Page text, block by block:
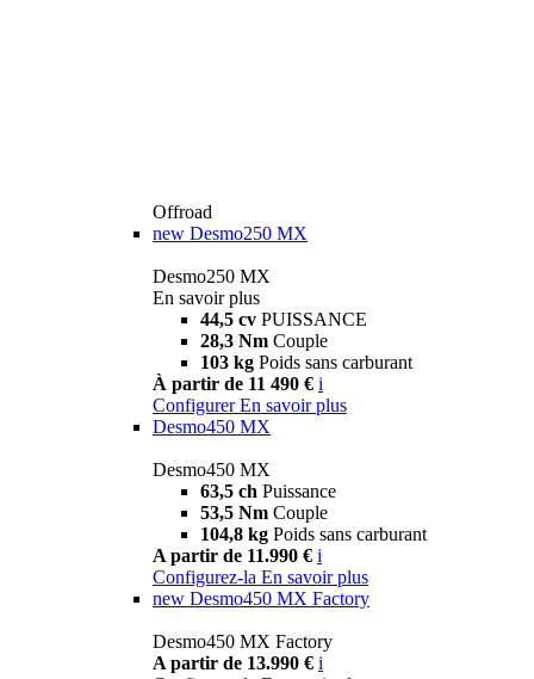
Offroad
new Desmo250 MX
Desmo250 MX
En savoir plus
44,5 cv PUISSANCE
28,3 Nm Couple
103 kg Poids sans carburant
À partir de 11 490 € i
Configurer En savoir plus
Desmo450 MX
Desmo450 MX
63,5 ch Puissance
53,5 Nm Couple
104,8 kg Poids sans carburant
A partir de 11.990 € i
Configurez-la En savoir plus
new Desmo450 MX Factory
Desmo450 MX Factory
A partir de 13.990 € i